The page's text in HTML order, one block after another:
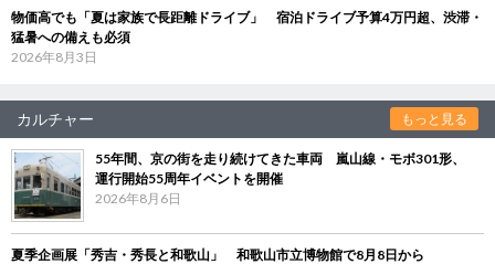
物価高でも「夏は家族で長距離ドライブ」 宿泊ドライブ予算4万円超、渋滞・
猛暑への備えも必須
2026年8月3日
カルチャー もっと見る
55年間、京の街を走り続けてきた車両 嵐山線・モボ301形、
運行開始55周年イベントを開催
2026年8月6日
夏季企画展「秀吉・秀長と和歌山」 和歌山市立博物館で8月8日から